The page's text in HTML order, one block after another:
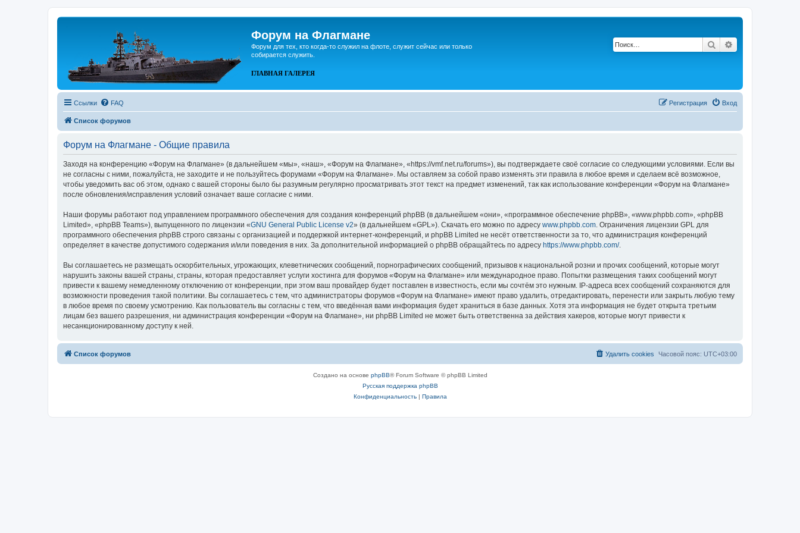
Форум на Флагмане
Форум для тех, кто когда-то служил на флоте, служит сейчас или только
собирается служить.
ГЛАВНАЯ ГАЛЕРЕЯ
Поиск
Ссылки FAQ Вход
Регистрация
Список форумов
Форум на Флагмане - Общие правила
Заходя на конференцию «Форум на Флагмане» (в дальнейшем «мы», «наш», «Форум на Флагмане», «https://vmf.net.ru/forums»), вы подтверждаете своё согласие со следующими условиями. Если вы
не согласны с ними, пожалуйста, не заходите и не пользуйтесь форумами «Форум на Флагмане». Мы оставляем за собой право изменять эти правила в любое время и сделаем всё возможное,
чтобы уведомить вас об этом, однако с вашей стороны было бы разумным регулярно просматривать этот текст на предмет изменений, так как использование конференции «Форум на Флагмане»
после обновления/исправления условий означает ваше согласие с ними.
Наши форумы работают под управлением программного обеспечения для создания конференций phpBB (в дальнейшем «они», «программное обеспечение phpBB», «www.phpbb.com», «phpBB
Limited», «phpBB Teams»), выпущенного по лицензии «GNU General Public License v2» (в дальнейшем «GPL»). Скачать его можно по адресу www.phpbb.com. Ограничения лицензии GPL для
программного обеспечения phpBB строго связаны с организацией и поддержкой интернет-конференций, и phpBB Limited не несёт ответственности за то, что администрация конференций
определяет в качестве допустимого содержания и/или поведения в них. За дополнительной информацией о phpBB обращайтесь по адресу https://www.phpbb.com/.
Вы соглашаетесь не размещать оскорбительных, угрожающих, клеветнических сообщений, порнографических сообщений, призывов к национальной розни и прочих сообщений, которые могут
нарушить законы вашей страны, страны, которая предоставляет услуги хостинга для форумов «Форум на Флагмане» или международное право. Попытки размещения таких сообщений могут
привести к вашему немедленному отключению от конференции, при этом ваш провайдер будет поставлен в известность, если мы сочтём это нужным. IP-адреса всех сообщений сохраняются для
возможности проведения такой политики. Вы соглашаетесь с тем, что администраторы форумов «Форум на Флагмане» имеют право удалить, отредактировать, перенести или закрыть любую тему
в любое время по своему усмотрению. Как пользователь вы согласны с тем, что введённая вами информация будет храниться в базе данных. Хотя эта информация не будет открыта третьим
лицам без вашего разрешения, ни администрация конференции «Форум на Флагмане», ни phpBB Limited не может быть ответственна за действия хакеров, которые могут привести к
несанкционированному доступу к ней.
Список форумов Часовой пояс: UTC+03:00
Удалить cookies
Создано на основе phpBB® Forum Software © phpBB Limited
Русская поддержка phpBB
Конфиденциальность| Правила